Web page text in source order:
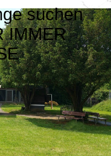
suchen
IMMER